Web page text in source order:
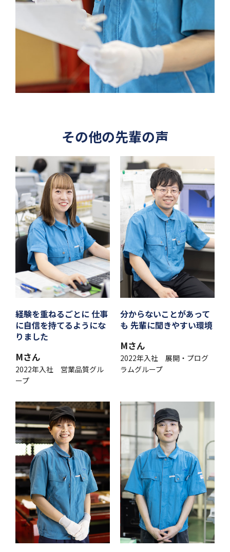
その他の先輩の声
経験を重ねるごとに 仕事
に自信を持てるようにな
りました
Mさん
2022年入社 営業品質グル
ープ
分からないことがあって
も 先輩に聞きやすい環境
Mさん
2022年入社 展開・プログ
ラムグループ